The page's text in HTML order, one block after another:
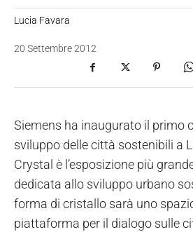
Lucia Favara
20 Settembre 2012
Siemens ha inaugurato il primo
sviluppo delle città sostenibili a
Crystal è l’esposizione più
dedicata allo sviluppo urbano
forma di cristallo sarà uno
piattaforma per il dialogo sulle